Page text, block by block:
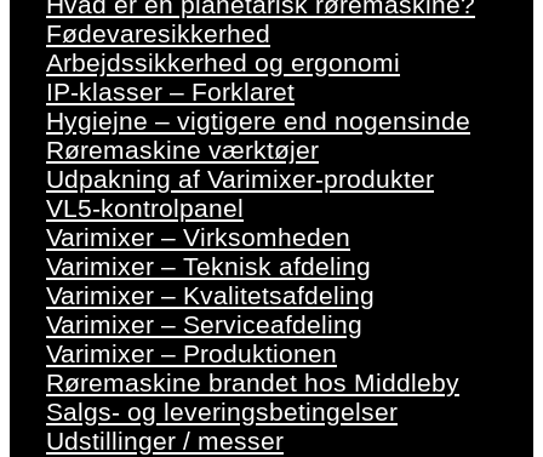
Fødevaresikkerhed
Arbejdssikkerhed og ergonomi
IP-klasser – Forklaret
Hygiejne – vigtigere end nogensinde
Røremaskine værktøjer
Udpakning af Varimixer-produkter
VL5-kontrolpanel
Varimixer – Virksomheden
Varimixer – Teknisk afdeling
Varimixer – Kvalitetsafdeling
Varimixer – Serviceafdeling
Varimixer – Produktionen
Røremaskine brandet hos Middleby
Salgs- og leveringsbetingelser
Udstillinger / messer